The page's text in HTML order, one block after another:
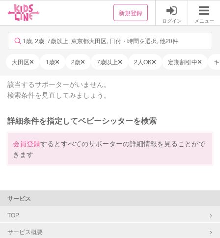
新規登録
ログイン メニュー
1歳, 2歳, 7歳以上, 東京都大田区, 日付・時間を選択, 他20件
大田区 1歳 2歳 7歳以上 2人OK 定期割引中
該当するサポーターがいません。
検索条件を見直してみましょう。
詳細条件を指定してベビーシッターを検索
会員登録するとすべてのサポーターの詳細情報を見ることがで
きます
サービス
TOP
サービス概要